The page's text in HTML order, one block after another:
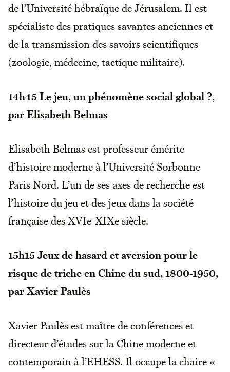
de l’Université hébraïque de Jérusalem. Il est
spécialiste des pratiques savantes anciennes et
de la transmission des savoirs scientifiques
(zoologie, médecine, tactique militaire).
14h45 Le jeu, un phénomène social global ?,
par Elisabeth Belmas
Elisabeth Belmas est professeur émérite
d’histoire moderne à l’Université Sorbonne
Paris Nord. L’un de ses axes de recherche est
l’histoire du jeu et des jeux dans la société
française des XVIe-XIXe siècle.
15h15 Jeux de hasard et aversion pour le
risque de triche en Chine du sud, 1800-1950,
par Xavier Paulès
Xavier Paulès est maître de conférences et
directeur d’études sur la Chine moderne et
contemporain à l’EHESS. Il occupe la chaire «